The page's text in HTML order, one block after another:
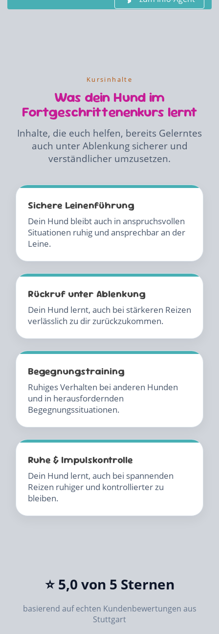
Kursinhalte
Was dein Hund im
Fortgeschrittenenkurs lernt
Inhalte, die euch helfen, bereits Gelerntes
auch unter Ablenkung sicherer und
verständlicher umzusetzen.
Sichere Leinenführung
Dein Hund bleibt auch in anspruchsvollen
Situationen ruhig und ansprechbar an der
Leine.
Rückruf unter Ablenkung
Dein Hund lernt, auch bei stärkeren Reizen
verlässlich zu dir zurückzukommen.
Begegnungstraining
Ruhiges Verhalten bei anderen Hunden
und in herausfordernden
Begegnungssituationen.
Ruhe & Impulskontrolle
Dein Hund lernt, auch bei spannenden
Reizen ruhiger und kontrollierter zu
bleiben.
⭐ 5,0 von 5 Sternen
basierend auf echten Kundenbewertungen aus
Stuttgart